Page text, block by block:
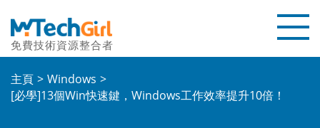
免費技術資源整合者
首頁
教學文章
主頁
Windows
[必學]13個Win快速鍵，Windows工作效率提升10倍！